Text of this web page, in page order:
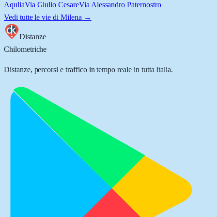
AquliaVia Giulio CesareVia Alessandro Paternostro
Vedi tutte le vie di Milena →
Distanze
Chilometriche
Distanze, percorsi e traffico in tempo reale in tutta Italia.